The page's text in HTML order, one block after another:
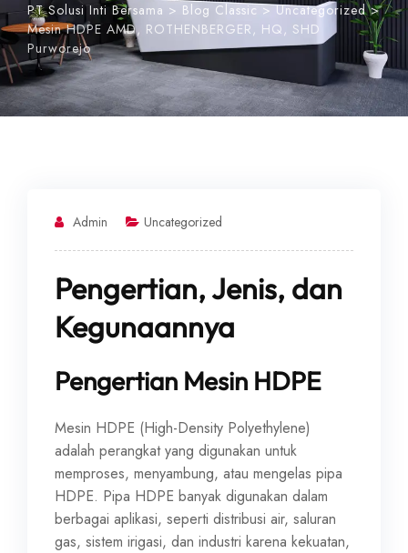
PT Solusi Inti Bersama > Blog Classic>Uncategorized>
Mesin HDPE AMD, ROTHENBERGER, HQ, SHD
Purworejo
Admin Uncategorized
Pengertian, Jenis, dan
Kegunaannya
Pengertian Mesin HDPE
Mesin HDPE (High-Density Polyethylene)
adalah perangkat yang digunakan untuk
memproses, menyambung, atau mengelas pipa
HDPE. Pipa HDPE banyak digunakan dalam
berbagai aplikasi, seperti distribusi air, saluran
gas, sistem irigasi, dan industri karena kekuatan,